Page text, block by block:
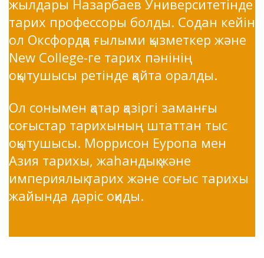
жылдары Назарбаев Университетінде
тарих профессоры болды. Содан кейін
ол Оксфордқа ғылыми қызметкер және
New College-ге тарих пәнінің
оқытушысы ретінде қайта оралды.
Ол сонымен қатар қазіргі заманғы
соғыстар тарихының штаттан тыс
оқытушысы. Моррисон Еуропа мен
Азия тарихы, жаһандық және
империялық тарих және соғыс тарихы
жайында дәріс оқиды.